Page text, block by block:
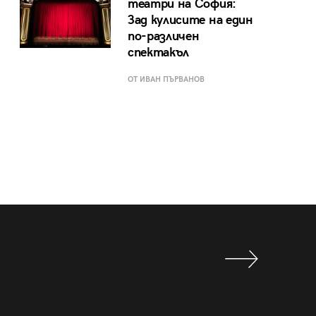
театри на София:
Зад кулисите на един
по-различен
спектакъл
ОТ ИВАН ПЪРВАНОВ